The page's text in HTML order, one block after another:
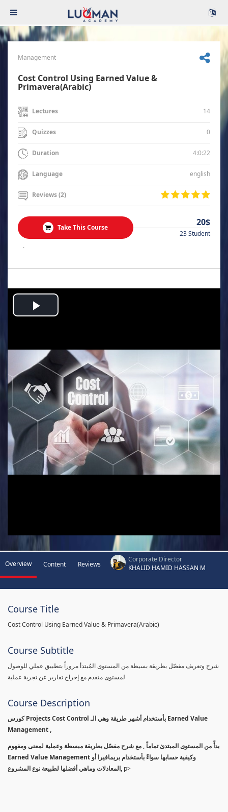
Management
Cost Control Using Earned Value &
Primavera(Arabic)
Lectures 14
Quizzes 0
Duration 4:0:22
Language english
Reviews (2)
Take This Course 20$
23 Student
.
Play
Overview Content Reviews
Corporate Director
KHALID HAMID HASSAN M
Course Title
Cost Control Using Earned Value & Primavera(Arabic)
Course Subtitle
شرح وتعريف مفصّل بطريقة بسيطة من المستوى المُبتدأ مروراً بتطبيق عملي للوصول
لمستوى متقدم مع إخراج تقارير عن تجربة عملية
Course Description
كورس Projects Cost Control بأستخدام أشهر طريقة وهي الـ Earned Value
Management ,
بدأً من المستوى المبتدئ تماماً , مع شرح مفصّل بطريقة مبسطة وعملية لمعنى ومفهوم
Earned Value Management وكيفية حسابها سواءً بأستخدام بريمافيرا أو
المعادلات وماهي أفضلها لطبيعة نوع المشروع, p>